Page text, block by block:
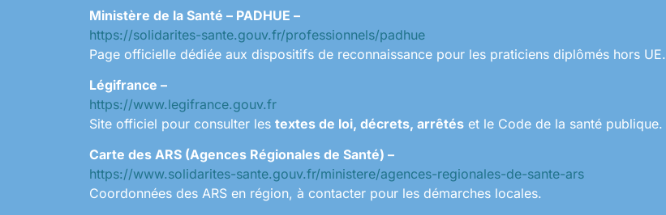
Ministère de la Santé – PADHUE –
https://solidarites-sante.gouv.fr/professionnels/padhue
Page officielle dédiée aux dispositifs de reconnaissance pour les praticiens diplômés hors UE.
Légifrance –
https://www.legifrance.gouv.fr
Site officiel pour consulter les textes de loi, décrets, arrêtés et le Code de la santé publique.
Carte des ARS (Agences Régionales de Santé) –
https://www.solidarites-sante.gouv.fr/ministere/agences-regionales-de-sante-ars
Coordonnées des ARS en région, à contacter pour les démarches locales.